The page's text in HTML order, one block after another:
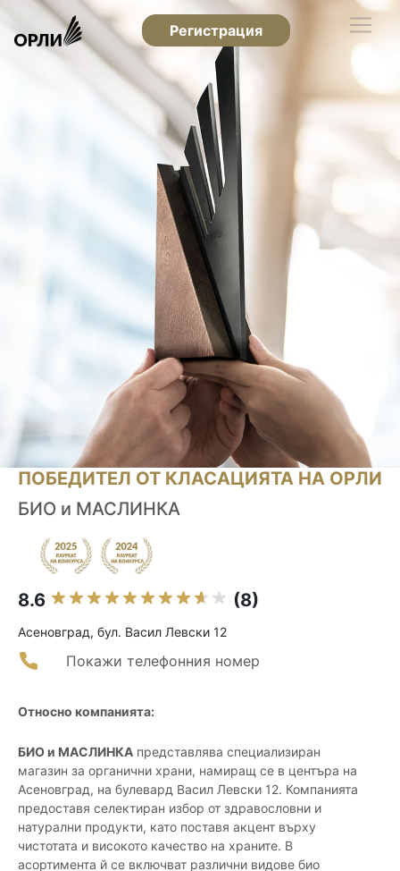
Регистрация
ПОБЕДИТЕЛ ОТ КЛАСАЦИЯТА НА ОРЛИ
БИО и МАСЛИНКА
8.6 (8)
Асеновград, бул. Васил Левски 12
Покажи телефонния номер
Относно компанията:
БИО и МАСЛИНКА представлява специализиран
магазин за органични храни, намиращ се в центъра на
Асеновград, на булевард Васил Левски 12. Компанията
предоставя селектиран избор от здравословни и
натурални продукти, като поставя акцент върху
чистотата и високото качество на храните. В
асортимента й се включват различни видове био